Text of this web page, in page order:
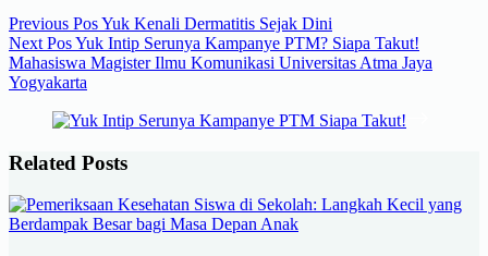
Previous PosYuk Kenali Dermatitis Sejak Dini
Next PosYuk Intip Serunya Kampanye PTM? Siapa Takut!
Mahasiswa Magister Ilmu Komunikasi Universitas Atma Jaya
Yogyakarta
Related Posts